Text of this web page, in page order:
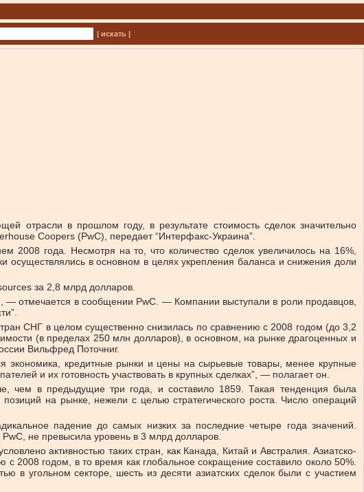
| искать |
отрасли в прошлом году, в результате стоимость сделок значительно
Coopers (PwC), передает “Интерфакс-Украина”.
года. Несмотря на то, что количество сделок увеличилось на 16%,
в основном в целях укрепления баланса и снижения доли
за 2,8 млрд долларов.
— отмечается в сообщении PwC. — Компании выступали в роли продавцов,
СНГ в целом существенно снизилась по сравнению с 2008 годом (до 3,2
(в пределах 250 млн долларов), в основном, на рынке драгоценных и
Вильфред Поточниг.
экономика, кредитные рынки и цены на сырьевые товары, менее крупные
и их готовность участвовать в крупных сделках”, — полагает он.
чем в предыдущие три года, и составило 1859. Такая тенденция была
на рынке, нежели с целью стратегического роста. Число операций
падение до самых низких за последние четыре года значений.
не превысила уровень в 3 млрд долларов.
активностью таких стран, как Канада, Китай и Австралия. Азиатско-
2008 годом, в то время как глобальное сокращение составило около 50%.
в угольном секторе, шесть из десяти азиатских сделок были с участием